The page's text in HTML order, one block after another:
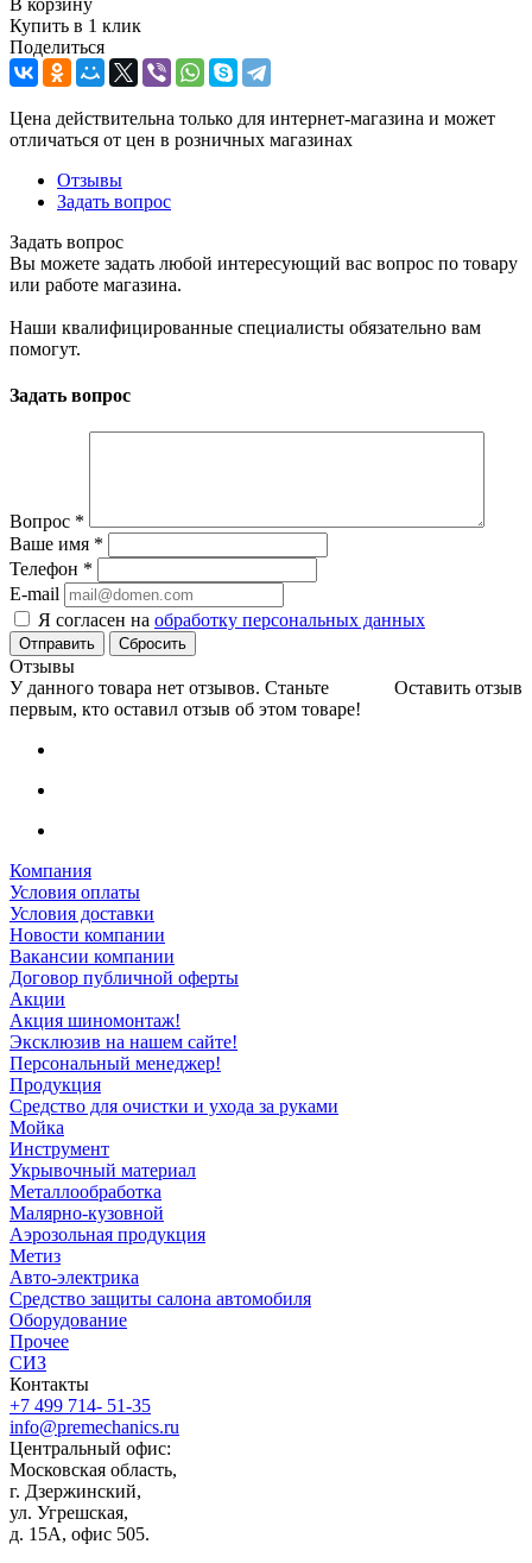
Купить в 1 клик
Поделиться
Цена действительна только для интернет-магазина и может
отличаться от цен в розничных магазинах
Отзывы
Задать вопрос
Задать вопрос
Вы можете задать любой интересующий вас вопрос по товару
или работе магазина.
Наши квалифицированные специалисты обязательно вам
помогут.
Задать вопрос
Вопрос *
Ваше имя *
Телефон *
E-mail
Я согласен на обработку персональных данных
Сбросить
Отзывы
Оставить отзыв
У данного товара нет отзывов. Станьте
первым, кто оставил отзыв об этом товаре!
Компания
Условия оплаты
Условия доставки
Новости компании
Вакансии компании
Договор публичной оферты
Акции
Акция шиномонтаж!
Эксклюзив на нашем сайте!
Персональный менеджер!
Продукция
Средство для очистки и ухода за руками
Мойка
Инструмент
Укрывочный материал
Металлообработка
Малярно-кузовной
Аэрозольная продукция
Метиз
Авто-электрика
Средство защиты салона автомобиля
Оборудование
Прочее
СИЗ
Контакты
+7 499 714- 51-35
info@premechanics.ru
Центральный офис:
Московская область,
г. Дзержинский,
ул. Угрешская,
д. 15А, офис 505.